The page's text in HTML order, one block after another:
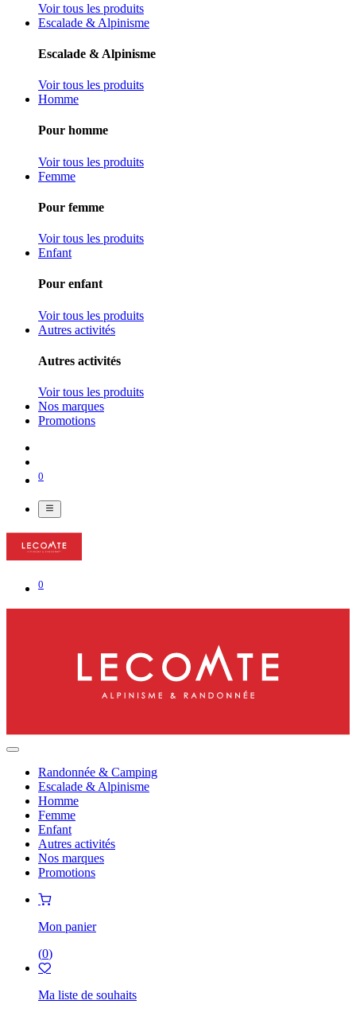
Voir tous les produits
Escalade & Alpinisme
Escalade & Alpinisme
Voir tous les produits
Homme
Pour homme
Voir tous les produits
Femme
Pour femme
Voir tous les produits
Enfant
Pour enfant
Voir tous les produits
Autres activités
Autres activités
Voir tous les produits
Nos marques
Promotions
0
0
Randonnée & Camping
Escalade & Alpinisme
Homme
Femme
Enfant
Autres activités
Nos marques
Promotions
Mon panier
(0)
Ma liste de souhaits